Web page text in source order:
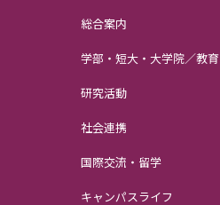
総合案内
学部・短大・大学院／教育
研究活動
社会連携
国際交流・留学
キャンパスライフ